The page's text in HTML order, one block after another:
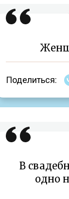
Поделиться:
В
одно